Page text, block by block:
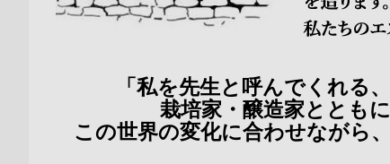
「私を先生と呼んでくれる、
栽培家・醸造家とともに
この世界の変化に合わせながら、